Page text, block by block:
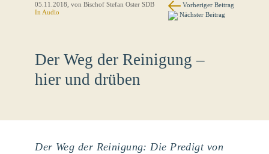
05.11.2018 , von Bischof Stefan Oster SDB
In Audio
Vorheriger Beitrag
Nächster Beitrag
Der Weg der Reinigung –
hier und drüben
Der Weg der Reinigung: Die Predigt von